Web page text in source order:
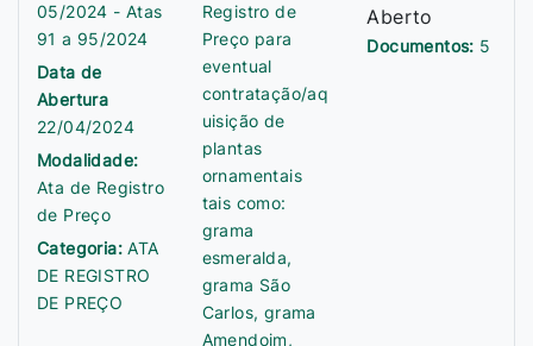
05/2024 - Atas
91 a 95/2024
Data de
Abertura
22/04/2024
Modalidade:
Ata de Registro
de Preço
Categoria:ATA
DE REGISTRO
DE PREÇO
Registro de
Preço para
eventual
contratação/aq
uisição de
plantas
ornamentais
tais como:
grama
esmeralda,
grama São
Carlos, grama
Amendoim,
Aberto
Documentos: 5